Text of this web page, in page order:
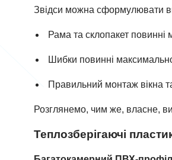
Звідси можна сформулювати
Рама та склопакет повинні
Шибки повинні
Правильний монтаж вікна
Розглянемо, чим же, власне,
Теплозберігаючі